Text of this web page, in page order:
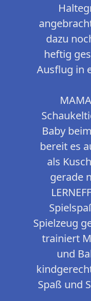
dazu
heftig
Ausflug in
Baby
bereit es
als
gerade
Spielzeug
trainiert
und
Spaß und